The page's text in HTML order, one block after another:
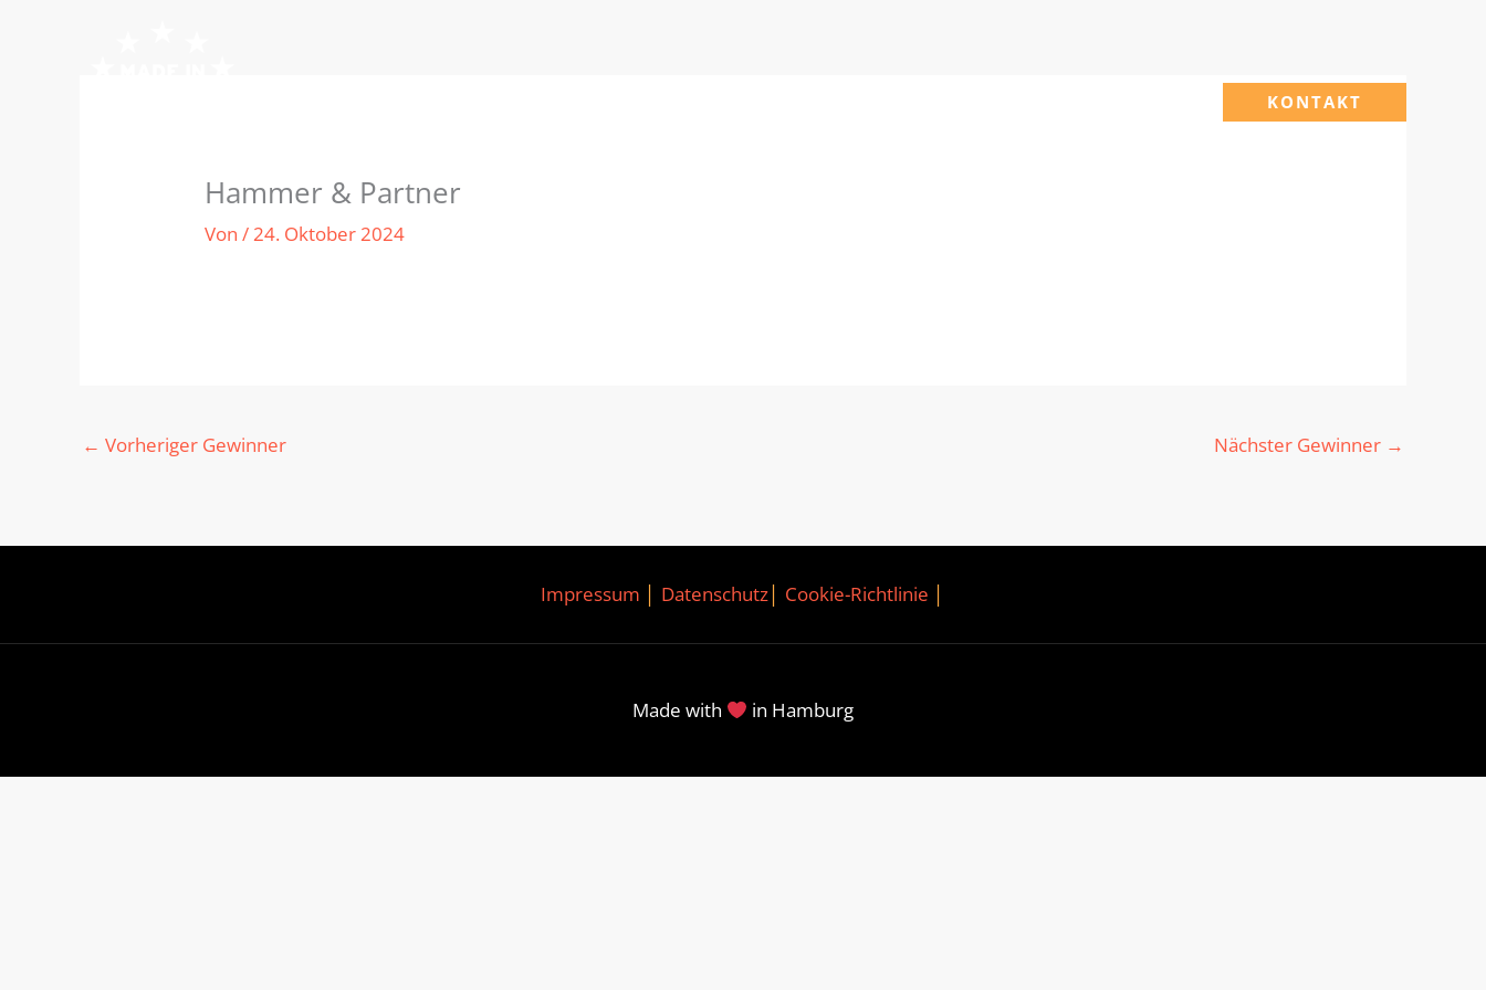
KONTAKT
Hammer & Partner
Von/24. Oktober 2024
← Vorheriger Gewinner Nächster Gewinner →
Impressum Datenschutz Cookie-Richtlinie
Made with in Hamburg